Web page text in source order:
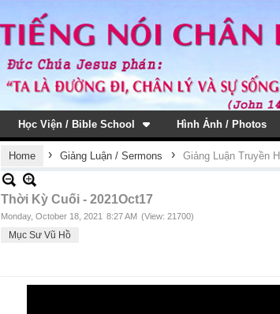
Học Viện / Bible School Hình Ảnh / Photos
Home › Giảng Luận / Sermons › Giảng Luận Truyền
Thời Kỳ Cuối - 2021Oct17
Monday, October 18, 2021 8:27 AM (View: 21700)
Mục Sư Vũ Hồ